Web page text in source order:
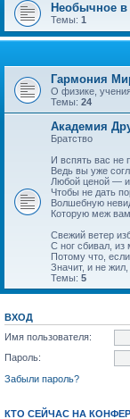
Необычное
Темы: 1
Гармония
О физике,
Темы: 24
Академия
Братство
И вспять вас не
Ведь вы уже
Любой ценой —
Чтобы не дать
Волшебную
Которую меж
Свежий ветер
С ног сбивал, из
Потому что,
Значит, и не
Темы: 5
ВХОД
Имя пользователя:
Пароль:
Забыли пароль?
КТО СЕЙЧАС НА